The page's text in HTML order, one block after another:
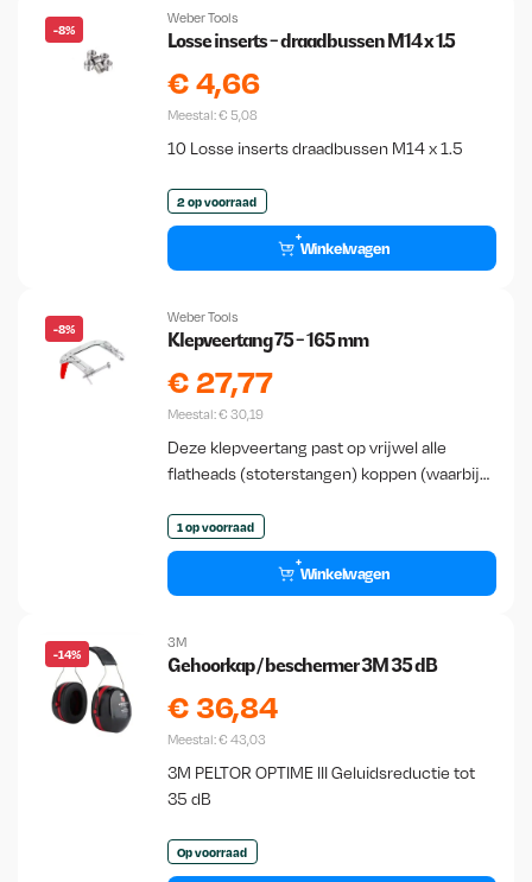
-8%
Weber Tools
Losse inserts - draadbussen M14 x 1.5
€4,66
Meestal:€ 5,08
10 Losse inserts draadbussen M14 x 1.5
2 op voorraad
Winkelwagen
-8%
Weber Tools
Klepveertang 75 - 165 mm
€27,77
Meestal:€ 30,19
Deze klepveertang past op vrijwel alle
flatheads (stoterstangen) koppen (waarbij
van de kop).
1 op voorraad
Winkelwagen
-14%
3M
Gehoorkap / beschermer 3M 35 dB
€ 36,84
Meestal:€ 43,03
3M PELTOR OPTIME III Geluidsreductie tot
35 dB
Op voorraad